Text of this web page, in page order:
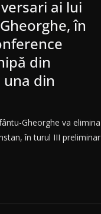
ai lui
în
din
una din
Gheorghe va elimina
în turul III preliminar